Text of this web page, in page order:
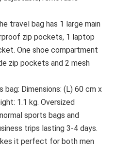
travel bag has 1 large main
zip pockets, 1 laptop
One shoe compartment
zip pockets and 2 mesh
bag: Dimensions: (L) 60 cm x
1.1 kg. Oversized
sports bags and
trips lasting 3-4 days.
it perfect for both men